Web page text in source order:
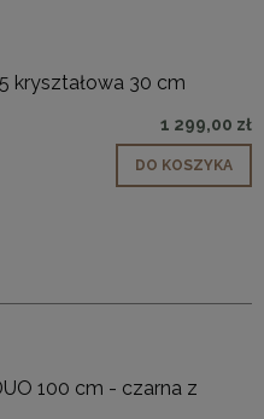
kryształowa 30 cm
1 299,00 zł
DO KOSZYKA
100 cm - czarna z